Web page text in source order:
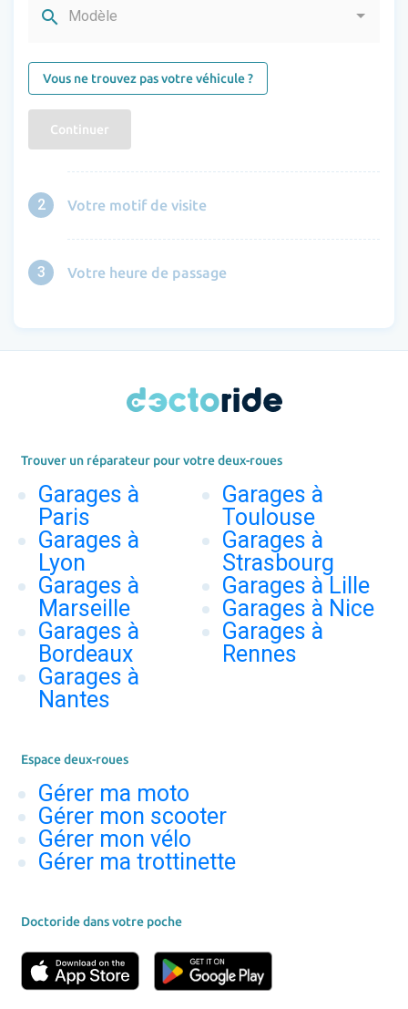
search Modèle
Vous ne trouvez pas votre véhicule ?
Continuer
2 Votre motif de visite
3 Votre heure de passage
Trouver un réparateur pour votre deux-roues
Garages à
Paris
Garages à
Lyon
Garages à
Marseille
Garages à
Bordeaux
Garages à
Nantes
Garages à
Toulouse
Garages à
Strasbourg
Garages à Lille
Garages à Nice
Garages à
Rennes
Espace deux-roues
Gérer ma moto
Gérer mon scooter
Gérer mon vélo
Gérer ma trottinette
Doctoride dans votre poche